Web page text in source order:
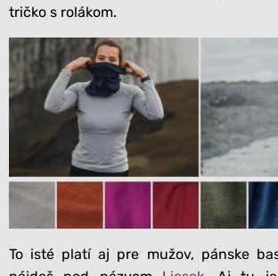
tričko s rolákom.
To isté platí aj pre mužov, pánske